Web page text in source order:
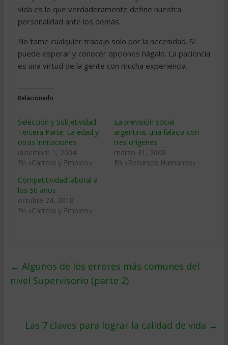
vida es lo que verdaderamente define nuestra
personalidad ante los demás.
No tome cualquier trabajo solo por la necesidad. Si
puede esperar y conocer opciones hágalo. La paciencia
es una virtud de la gente con mucha experiencia.
Relacionado
Selección y Subjetividad 
Tercera Parte: La edad y
otras limitaciones
diciembre 1, 2004
En «Carrera y Empleo»
La previsión social
argentina, una falacia con
tres orígenes
marzo 31, 2008
En «Recursos Humanos»
Competitividad laboral a
los 50 años
octubre 24, 2018
En «Carrera y Empleo»
← Algunos de los errores más comunes del
nivel Supervisorio (parte 2)
Las 7 claves para lograr la calidad de vida →